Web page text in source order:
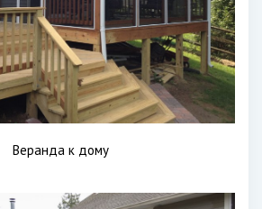
Веранда к дому